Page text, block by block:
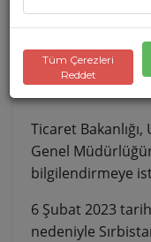
Ticaret
Genel
bilgilendirmeye
6 Şubat 2023
nedeniyle
Tüm Çerezleri
Reddet